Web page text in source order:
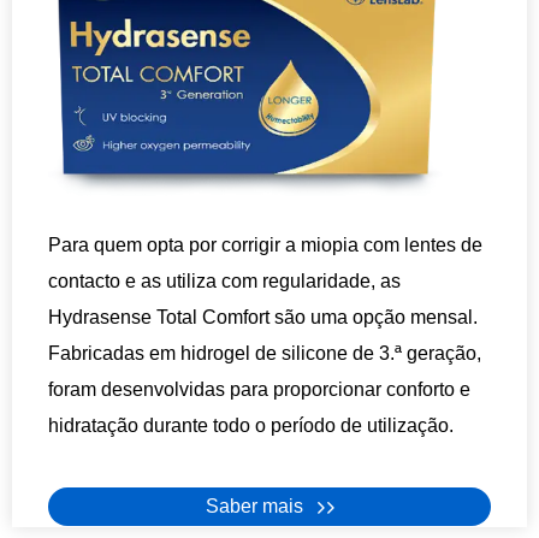
Para quem opta por corrigir a miopia com lentes de
contacto e as utiliza com regularidade, as
Hydrasense Total Comfort são uma opção mensal.
Fabricadas em hidrogel de silicone de 3.ª geração,
foram desenvolvidas para proporcionar conforto e
hidratação durante todo o período de utilização.
Saber mais